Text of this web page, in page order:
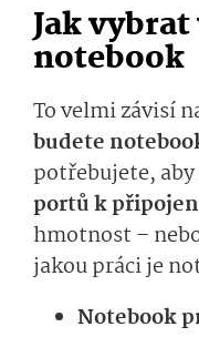
Jak
notebook
To velmi závisí
budete
potřebujete,
portů k
hmotnost –
jakou práci je
Notebook